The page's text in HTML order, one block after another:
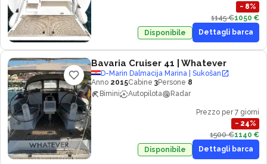
− 8%
1145 €1050 €
Disponibile
Dettagli barca
Bavaria Cruiser 41 | Whatever
D-Marin Dalmacija Marina | Sukošan
Anno 2015Cabine 3Persone 8
Bimini
Autopilota Radar
Prezzo per 7 giorni
− 24%
1500 €1140 €
Disponibile
Dettagli barca